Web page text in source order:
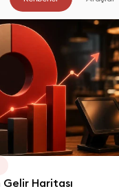
Gelir Haritası